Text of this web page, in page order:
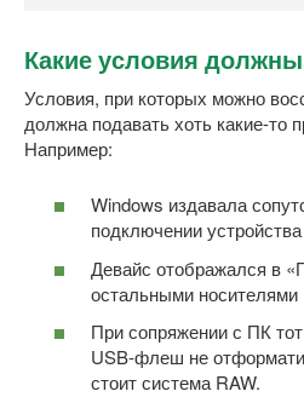
Какие условия
Условия, при которых можно
должна подавать хоть какие-то
Например:
Windows издавала
подключении
Девайс отображался в
остальными
При сопряжении с ПК
USB-флеш не
стоит система RAW.